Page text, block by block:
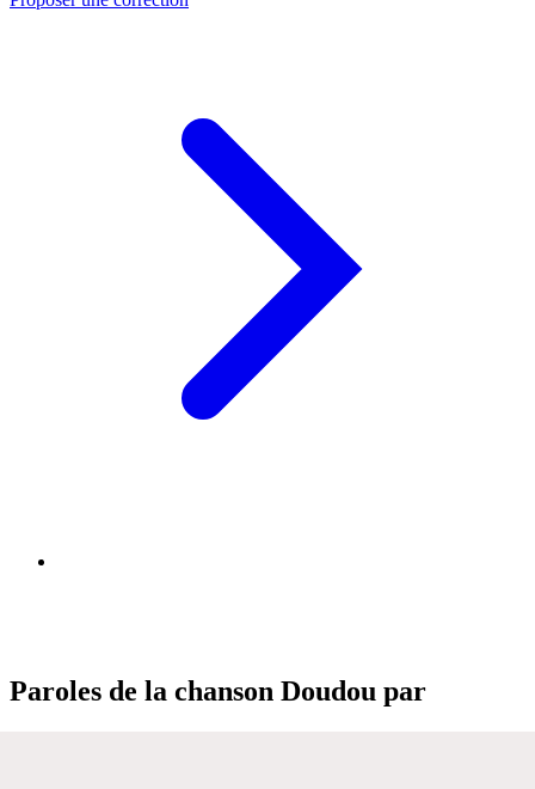
Paroles de la chanson Doudou par